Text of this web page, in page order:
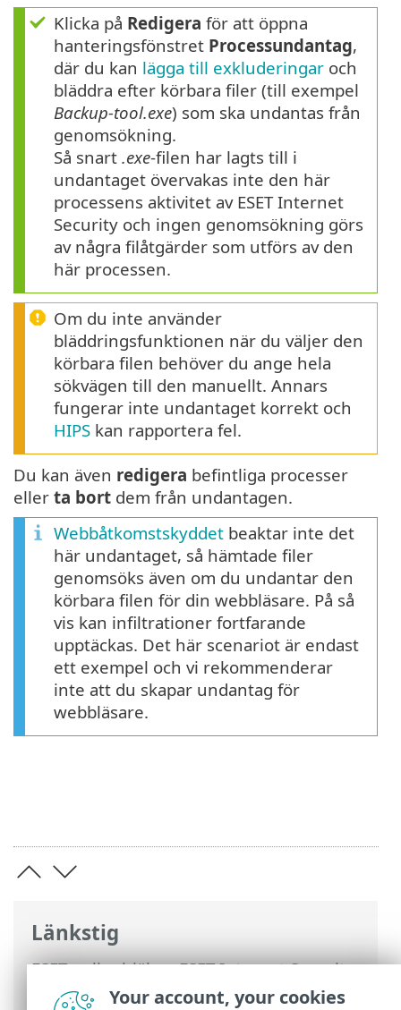
Länkstig
ESET onlinehjälp>ESET Internet Security
Avancerade inställningar>Skydd>
Klicka på Redigera för att öppna
hanteringsfönstret Processundantag,
där du kan lägga till exkluderingar och
bläddra efter körbara filer (till exempel
Backup-tool.exe) som ska undantas från
genomsökning.
Så snart .exe-filen har lagts till i
undantaget övervakas inte den här
processens aktivitet av ESET Internet
Security och ingen genomsökning görs
av några filåtgärder som utförs av den
här processen.
Om du inte använder
bläddringsfunktionen när du väljer den
körbara filen behöver du ange hela
sökvägen till den manuellt. Annars
fungerar inte undantaget korrekt och
HIPS kan rapportera fel.
Du kan även redigera befintliga processer
eller ta bort dem från undantagen.
Webbåtkomstskyddet beaktar inte det
här undantaget, så hämtade filer
genomsöks även om du undantar den
körbara filen för din webbläsare. På så
vis kan infiltrationer fortfarande
upptäckas. Det här scenariot är endast
ett exempel och vi rekommenderar
inte att du skapar undantag för
webbläsare.
Your account, your cookies